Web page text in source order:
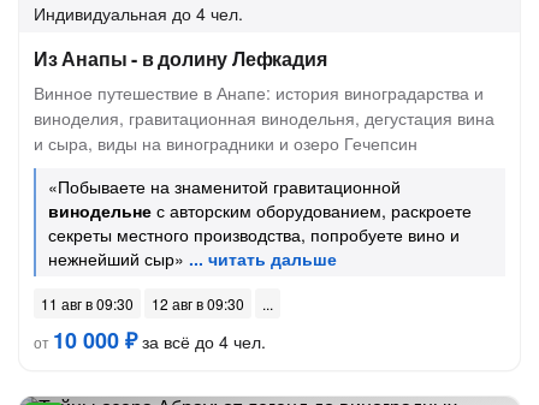
Индивидуальная до 4 чел.
Из Анапы - в долину Лефкадия
Винное путешествие в Анапе: история виноградарства и
виноделия, гравитационная винодельня, дегустация вина
и сыра, виды на виноградники и озеро Гечепсин
«Побываете на знаменитой гравитационной
винодельне с авторским оборудованием, раскроете
секреты местного производства, попробуете вино и
нежнейший сыр»
11 авг в 09:30
12 авг в 09:30
от 10 000 ₽за всё до 4 чел.